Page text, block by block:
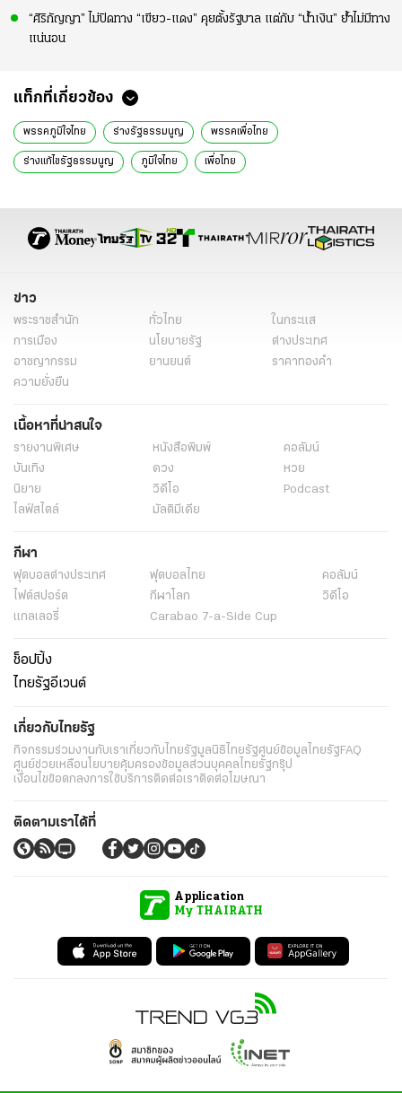
“ศิริกัญญา” ไม่ปิดทาง “เขียว-แดง” คุยตั้งรัฐบาล แต่กับ “น้ำเงิน” ย้ำไม่มีทาง
แน่นอน
แท็กที่เกี่ยวข้อง
พรรคภูมิใจไทย ร่างรัฐธรรมนูญ พรรคเพื่อไทย
ร่างแก้ไขรัฐธรรมนูญ ภูมิใจไทย เพื่อไทย
ข่าวการเมืองไทย ข่าวด่วน ข่าววันนี้
ข่าว
พระราชสำนัก ทั่วไทย
ในกระแส
การเมือง
นโยบายรัฐ
ต่างประเทศ
อาชญากรรม
ยานยนต์
ราคาทองคำ
ความยั่งยืน
เนื้อหาที่น่าสนใจ
รายงานพิเศษ หนังสือพิมพ์
คอลัมน์
บันเทิง
ดวง
หวย
นิยาย
วิดีโอ
Podcast
ไลฟ์สไตล์
มัลติมีเดีย
กีฬา
ฟุตบอลต่่างประเทศ ฟุตบอลไทย
คอลัมน์
ไฟต์สปอร์ต
กีฬาโลก
วิดีโอ
แกลเลอรี่
Carabao 7-a-Side Cup
ช็อปปิ้ง
ไทยรัฐอีเวนต์
เกี่ยวกับไทยรัฐ
กิจกรรมร่วมงานกับเราเกี่ยวกับไทยรัฐมูลนิธิไทยรัฐศูนย์ข้อมูลไทยรัฐFAQ
ศูนย์ช่วยเหลือนโยบายคุ้มครองข้อมูลส่วนบุคคลไทยรัฐกรุ๊ป
เงื่อนไขข้อตกลงการใช้บริการติดต่อเราติดต่อโฆษณา
ติดตามเราได้ที่
Application
My THAIRATH